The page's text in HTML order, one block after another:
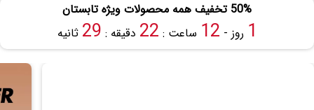
50% تخفیف همه محصولات ویژه تابستان
1 روز - 12 ساعت : 22 دقیقه : 28 ثانیه